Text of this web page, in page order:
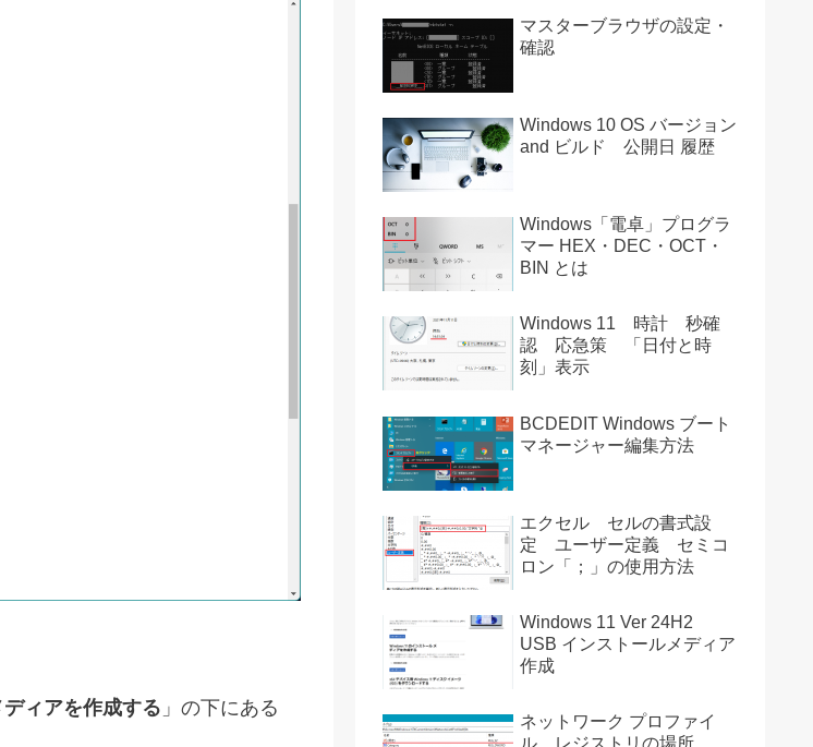
ィアを作成する 」の下にある
マスターブラウザの設定・
確認
Windows 10 OS バージョン
and ビルド 公開日 履歴
Windows「電卓」プログラ
マー HEX・DEC・OCT・
BIN とは
Windows 11 時計 秒確
認 応急策 「日付と時
刻」表示
BCDEDIT Windows ブート
マネージャー編集方法
エクセル セルの書式設
定 ユーザー定義 セミコ
ロン「；」の使用方法
Windows 11 Ver 24H2
USB インストールメディア
作成
ネットワーク プロファイ